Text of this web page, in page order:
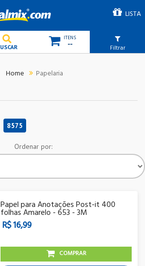
LISTA
-- Filtrar
Papelaria
8575
Ordenar por:
Papel para Anotações Post-it 400
folhas Amarelo - 653 - 3M
R$ 16,99
COMPRAR